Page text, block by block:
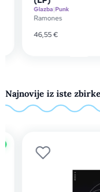
Glazba|Punk
Ramones
46,55€
Najnovije iz iste zbirke